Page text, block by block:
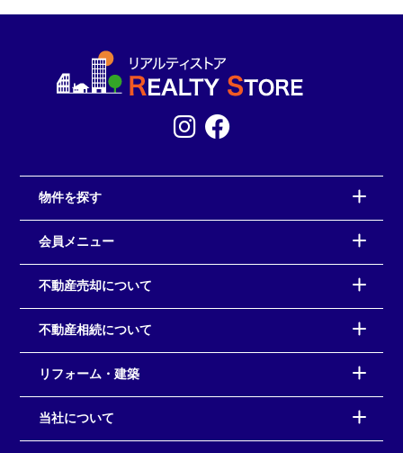
物件を探す
会員メニュー
不動産売却について
不動産相続について
リフォーム・建築
当社について